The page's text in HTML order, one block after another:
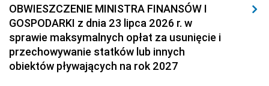
OBWIESZCZENIE MINISTRA FINANSÓW I
GOSPODARKI z dnia 23 lipca 2026 r. w
sprawie maksymalnych opłat za usunięcie i
przechowywanie statków lub innych
obiektów pływających na rok 2027